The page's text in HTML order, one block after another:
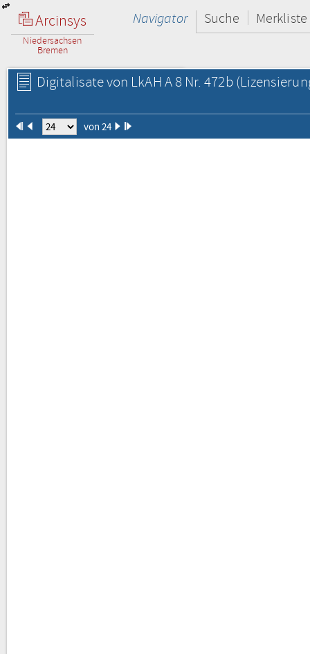
Arcinsys
Niedersachsen
Bremen
Navigator Suche Merkliste
Digitalisate von LkAH A 8 Nr. 472b
von 24